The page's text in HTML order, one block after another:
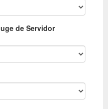
de Servidor